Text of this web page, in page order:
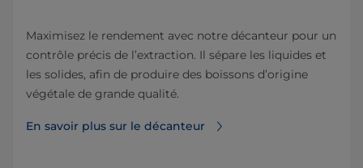
Maximisez le rendement avec notre décanteur pour un
contrôle précis de l’extraction. Il sépare les liquides et
les solides, afin de produire des boissons d’origine
végétale de grande qualité.
En savoir plus sur le décanteur